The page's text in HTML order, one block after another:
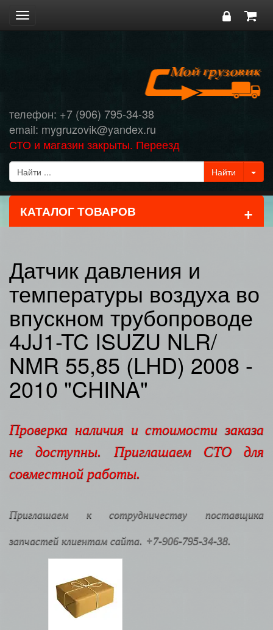
Toggle
navigation
телефон: +7 (906) 795-34-38
email: mygruzovik@yandex.ru
СТО и магазин закрыты. Переезд
КАТАЛОГ ТОВАРОВ +
Датчик давления и
температуры воздуха во
впускном трубопроводе
4JJ1-TC ISUZU NLR/
NMR 55,85 (LHD) 2008 -
2010 "CHINA"
Проверка наличия и стоимости заказа
не доступны. Приглашаем СТО для
совместной работы.
Приглашаем к сотрудничеству поставщика
запчастей клиентам сайта. +7-906-795-34-38.